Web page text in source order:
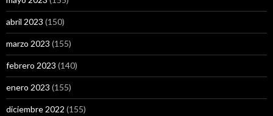
abril 2023 (150)
marzo 2023 (155)
febrero 2023 (140)
enero 2023 (155)
diciembre 2022 (155)